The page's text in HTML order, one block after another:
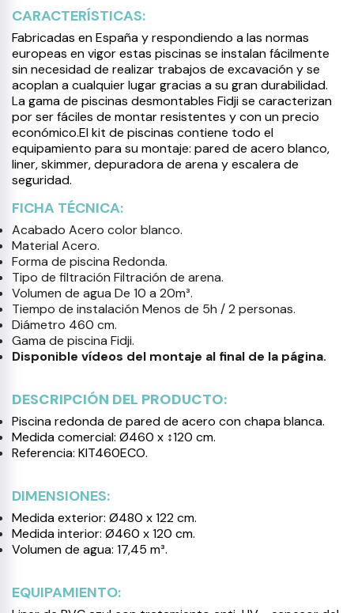
CARACTERÍSTICAS:
Fabricadas en España y respondiendo a las normas
europeas en vigor estas piscinas se instalan fácilmente
sin necesidad de realizar trabajos de excavación y se
acoplan a cualquier lugar gracias a su gran durabilidad.
La gama de piscinas desmontables Fidji se caracterizan
por ser fáciles de montar resistentes y con un precio
económico.El kit de piscinas contiene todo el
equipamiento para su montaje: pared de acero blanco,
liner, skimmer, depuradora de arena y escalera de
seguridad.
FICHA TÉCNICA:
Acabado Acero color blanco.
Material Acero.
Forma de piscina Redonda.
Tipo de filtración Filtración de arena.
Volumen de agua De 10 a 20m³.
Tiempo de instalación Menos de 5h / 2 personas.
Diámetro 460 cm.
Gama de piscina Fidji.
Disponible vídeos del montaje al final de la página.
DESCRIPCIÓN DEL PRODUCTO:
Piscina redonda de pared de acero con chapa blanca.
Medida comercial: Ø460 x ↕120 cm.
Referencia: KIT460ECO.
DIMENSIONES:
Medida exterior: Ø480 x 122 cm.
Medida interior: Ø460 x 120 cm.
Volumen de agua: 17,45 m³.
EQUIPAMIENTO: